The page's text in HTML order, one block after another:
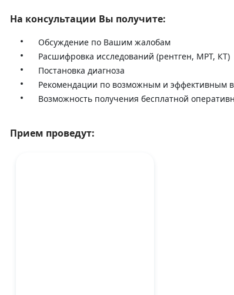
На консультации Вы получите:
Обсуждение по Вашим жалобам
Расшифровка исследований (рентген, МРТ, КТ)
Постановка диагноза
Рекомендации по возможным и эффективным
Возможность получения бесплатной
Прием проведут: